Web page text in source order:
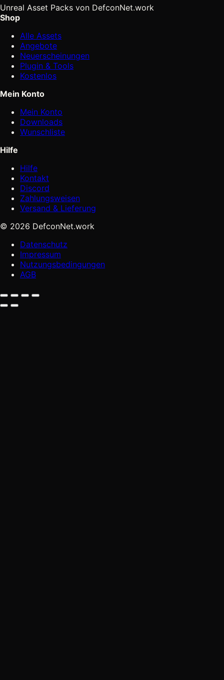
Unreal Asset Packs von DefconNet.work
Shop
Alle Assets
Angebote
Neuerscheinungen
Plugin & Tools
Kostenlos
Mein Konto
Mein Konto
Downloads
Wunschliste
Hilfe
Hilfe
Kontakt
Discord
Zahlungsweisen
Versand & Lieferung
© 2026 DefconNet.work
Datenschutz
Impressum
Nutzungsbedingungen
AGB